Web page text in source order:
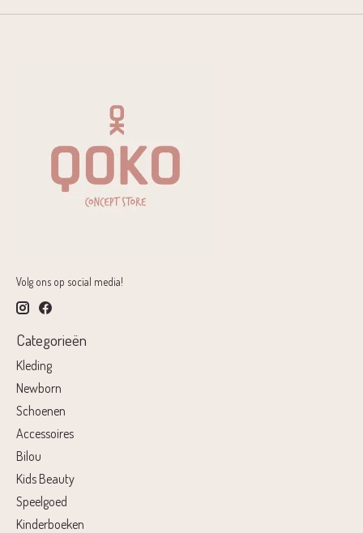
Volg ons op social media!
Categorieën
Kleding
Newborn
Schoenen
Accessoires
Bilou
Kids Beauty
Speelgoed
Kinderboeken